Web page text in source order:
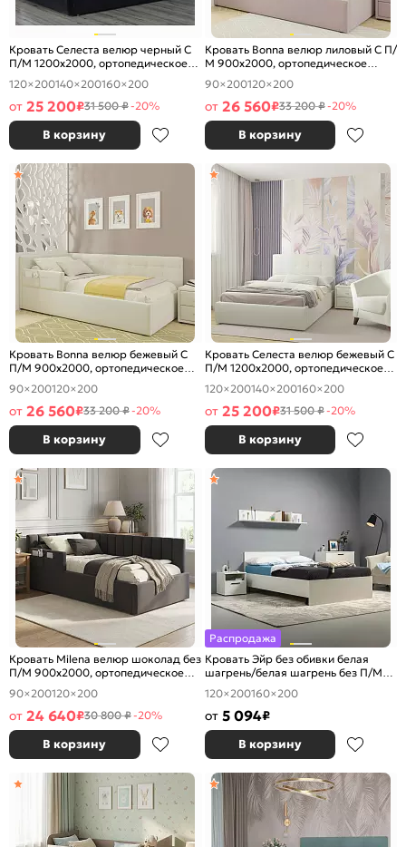
Кровать Селеста велюр черный С
П/М 1200x2000, ортопедическое
основание, изголовье мягкое
120×200140×200160×200
от 25 200₽31 500 ₽-20%
В корзину
Кровать Bonna велюр лиловый С П/
М 900x2000, ортопедическое
основание, изголовье мягкое
90×200120×200
от 26 560₽33 200 ₽-20%
В корзину
Кровать Bonna велюр бежевый С
П/М 900x2000, ортопедическое
основание, изголовье мягкое
90×200120×200
от 26 560₽33 200 ₽-20%
В корзину
Кровать Селеста велюр бежевый С
П/М 1200x2000, ортопедическое
основание, изголовье мягкое
120×200140×200160×200
от 25 200₽31 500 ₽-20%
В корзину
Кровать Milena велюр шоколад без
П/М 900x2000, ортопедическое
основание, изголовье мягкое
90×200120×200
от 24 640₽30 800 ₽-20%
В корзину
Распродажа
Кровать Эйр без обивки белая
шагрень/белая шагрень без П/М
1200x2000, ортопедическое
основание, изголовье жесткое
120×200160×200
от 5 094₽
В корзину